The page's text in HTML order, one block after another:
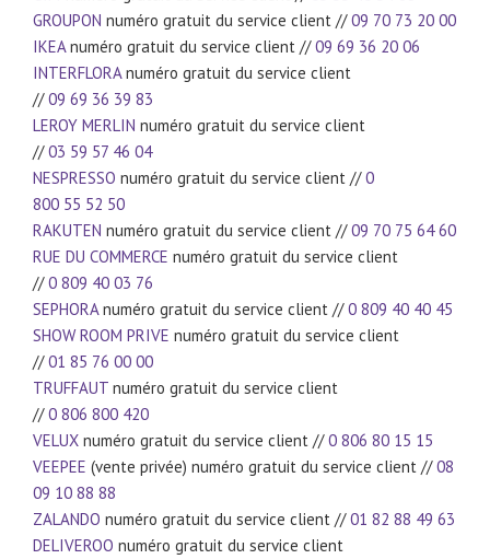
GROUPON numéro gratuit du service client //09 70 73 20 00
IKEA numéro gratuit du service client //09 69 36 20 06
INTERFLORA numéro gratuit du service client
//09 69 36 39 83
LEROY MERLIN numéro gratuit du service client
//03 59 57 46 04
NESPRESSO numéro gratuit du service client //0
800 55 52 50
RAKUTEN numéro gratuit du service client //09 70 75 64 60
RUE DU COMMERCE numéro gratuit du service client
//0 809 40 03 76
SEPHORA numéro gratuit du service client //0 809 40 40 45
SHOW ROOM PRIVE numéro gratuit du service client
//01 85 76 00 00
TRUFFAUT numéro gratuit du service client
//0 806 800 420
VELUX numéro gratuit du service client //0 806 80 15 15
VEEPEE (vente privée) numéro gratuit du service client //08
09 10 88 88
ZALANDO numéro gratuit du service client //01 82 88 49 63
DELIVEROO numéro gratuit du service client